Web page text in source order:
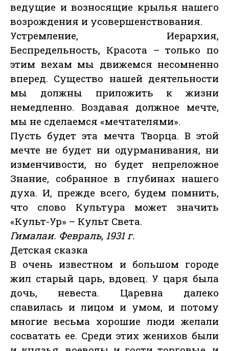
ведущие и возносящие крылья нашего
возрождения и усовершенствования.
Устремление, Иерархия,
Беспредельность, Красота – только по
этим вехам мы движемся несомненно
вперед. Существо нашей деятельности
мы должны приложить к жизни
немедленно. Воздавая должное мечте,
мы не сделаемся «мечтателями».
Пусть будет эта мечта Творца. В этой
мечте не будет ни одурманивания, ни
изменчивости, но будет непреложное
Знание, собранное в глубинах нашего
духа. И, прежде всего, будем помнить,
что слово Культура может значить
«Культ-Ур» – Культ Света.
Гималаи. Февраль, 1931 г.
Детская сказка
В очень известном и большом городе
жил старый царь, вдовец. У царя была
дочь, невеста. Царевна далеко
славилась и лицом и умом, и потому
многие весьма хорошие люди желали
сосватать ее. Среди этих женихов были